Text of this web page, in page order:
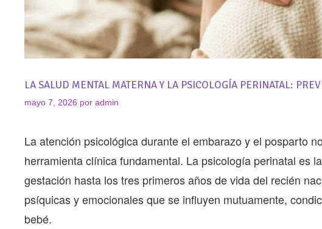
LA SALUD MENTAL MATERNA Y LA PSICOLOGÍA PERINATAL:
mayo 7, 2026 por admin
La atención psicológica durante el embarazo y el posparto
herramienta clínica fundamental. La psicología perinatal es
gestación hasta los tres primeros años de vida del recién
psíquicas y emocionales que se influyen mutuamente,
bebé.